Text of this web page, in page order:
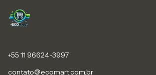
+55 11 96624-3997
contato@ecomart.com.br